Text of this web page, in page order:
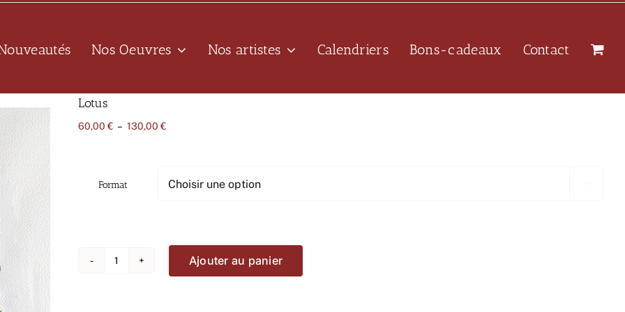
Nos Oeuvres Nos artistes Calendriers Bons-cadeaux Contact
Lotus
60,00 € – 130,00 €Plage
130,00 €
Format
quantité
Ajouter au panier